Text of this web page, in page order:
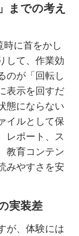
までの考え
時に首をかし
して、作業効
のが「回転し
表示を回すだ
態にならない
イルとして保
レポート、ス
教育コンテン
みやすさを安
実装差
が、体験には